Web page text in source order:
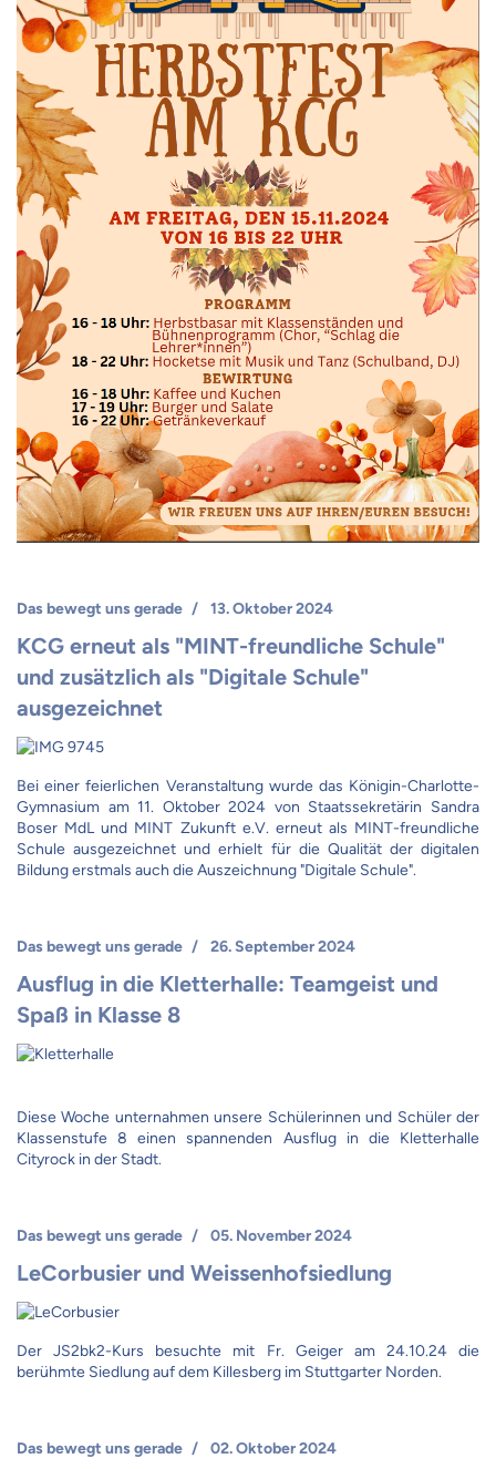
KCG erneut als "MINT-freundliche Schule"
und zusätzlich als "Digitale Schule"
ausgezeichnet
Das bewegt uns gerade 13. Oktober 2024
Bei einer feierlichen Veranstaltung wurde das Königin-Charlotte-
Gymnasium am 11. Oktober 2024 von Staatssekretärin Sandra
Boser MdL und MINT Zukunft e.V. erneut als MINT-freundliche
Schule ausgezeichnet und erhielt für die Qualität der digitalen
Bildung erstmals auch die Auszeichnung "Digitale Schule".
Ausflug in die Kletterhalle: Teamgeist und
Spaß in Klasse 8
Das bewegt uns gerade 26. September 2024
Diese Woche unternahmen unsere Schülerinnen und Schüler der
Klassenstufe 8 einen spannenden Ausflug in die Kletterhalle
Cityrock in der Stadt.
LeCorbusier und Weissenhofsiedlung
Das bewegt uns gerade 05. November 2024
Der JS2bk2-Kurs besuchte mit Fr. Geiger am 24.10.24 die
berühmte Siedlung auf dem Killesberg im Stuttgarter Norden.
Das bewegt uns gerade 02. Oktober 2024